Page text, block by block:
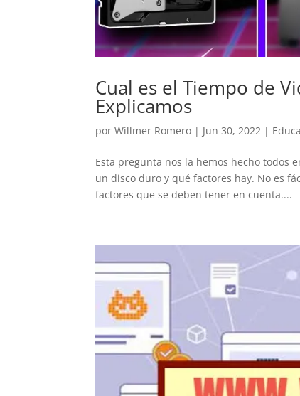
Cual es el Tiempo de
Explicamos
porWillmer Romero | Jun 30, 2022 |
Esta pregunta nos la hemos hecho todos
un disco duro y qué factores hay. No es
factores que se deben tener en cuenta....